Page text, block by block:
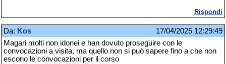
Rispondi
Da: Kos
17/04/2025 12:29:49
Magari molti non idonei e han dovuto proseguire con le
convocazioni a visita, ma quello non si può sapere fino a che non
escono le convocazioni per il corso